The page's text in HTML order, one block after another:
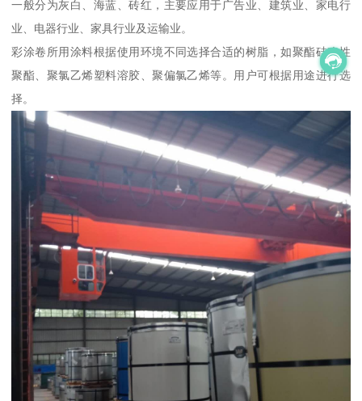
一般分为灰白、海蓝、砖红，主要应用于广告业、建筑业、家电行
业、电器行业、家具行业及运输业。
彩涂卷所用涂料根据使用环境不同选择合适的树脂，如聚酯硅改性
聚酯、聚氯乙烯塑料溶胶、聚偏氯乙烯等。用户可根据用途进行选
择。